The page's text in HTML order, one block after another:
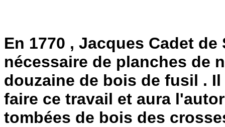
En 1770 , Jacques Cadet
nécessaire de planches de
douzaine de bois de fusil .
faire ce travail et aura
tombées de bois des